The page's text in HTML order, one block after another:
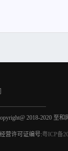
2018-2020 至
经营许可证编号:粤ICP备